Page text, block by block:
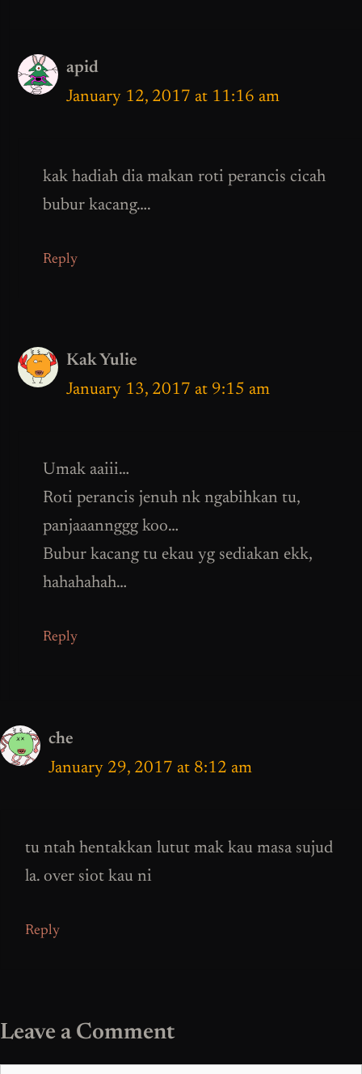
apid
January 12, 2017 at 11:16 am
kak hadiah dia makan roti perancis cicah
bubur kacang….
Reply
Kak Yulie
January 13, 2017 at 9:15 am
Umak aaiii…
Roti perancis jenuh nk ngabihkan tu,
panjaaannggg koo…
Bubur kacang tu ekau yg sediakan ekk,
hahahahah…
Reply
che
January 29, 2017 at 8:12 am
tu ntah hentakkan lutut mak kau masa sujud
la. over siot kau ni
Reply
Leave a Comment